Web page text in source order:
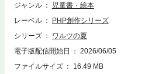
ジャンル
児童書・絵本
レーベル
PHP創作シリーズ
シリーズ
ワルツの夏
電子版配信開始日
2026/06/05
ファイルサイズ
16.49 MB